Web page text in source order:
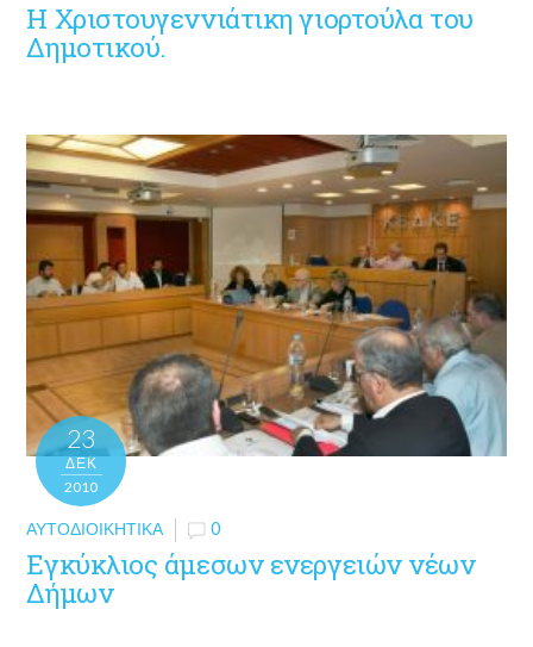
Η Χριστουγεννιάτικη γιορτούλα του
Δημοτικού.
23
ΔΕΚ
2010
ΑΥΤΟΔΙΟΙΚΗΤΙΚΆ 0
Εγκύκλιος άμεσων ενεργειών νέων
Δήμων